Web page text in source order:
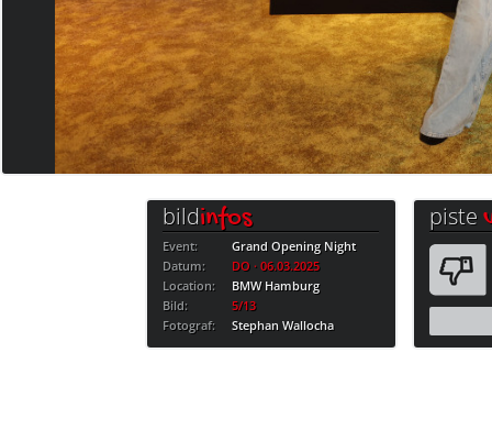
bildinfos
Event:
Grand Opening Night
Datum:
DO · 06.03.2025
Location:
BMW Hamburg
Bild:
5/13
Fotograf:
Stephan Wallocha
piste